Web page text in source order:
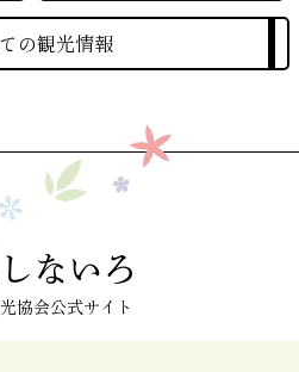
の観光情報
協会公式サイト